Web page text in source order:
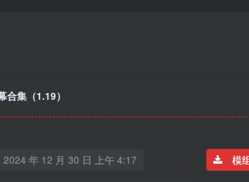
合集（1.19）
2024 年 12 月 30 日 上午 4:17 模